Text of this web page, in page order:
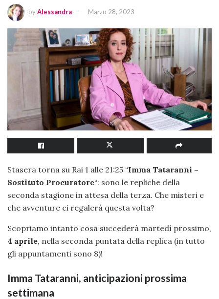
byAlessandra Marzo 28, 2023
Stasera torna su Rai 1 alle 21:25 “Imma Tataranni –
Sostituto Procuratore“: sono le repliche della
seconda stagione in attesa della terza. Che misteri e
che avventure ci regalerà questa volta?
Scopriamo intanto cosa succederà martedì prossimo,
4 aprile, nella seconda puntata della replica (in tutto
gli appuntamenti sono 8)!
Imma Tataranni, anticipazioni prossima
settimana